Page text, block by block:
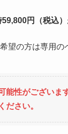
円（税込）
望の方は専用の
能性がございま
ださい。